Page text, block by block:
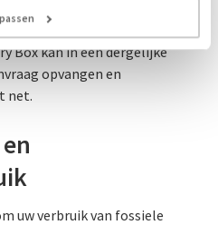
waar de netaansluiting
Box kan in een dergelijke
opvangen en
net.
uw verbruik van fossiele